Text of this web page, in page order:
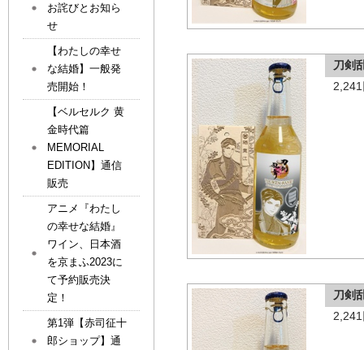
刀剣
刀剣
お詫びとお知ら
せ
【わたしの幸せ
な結婚】一般発
売開始！
【ベルセルク 黄
金時代篇
MEMORIAL
EDITION】通信
販売
アニメ『わたし
の幸せな結婚』
ワイン、日本酒
を京まふ2023に
て予約販売決
定！
第1弾【赤司征十
郎ショップ】通